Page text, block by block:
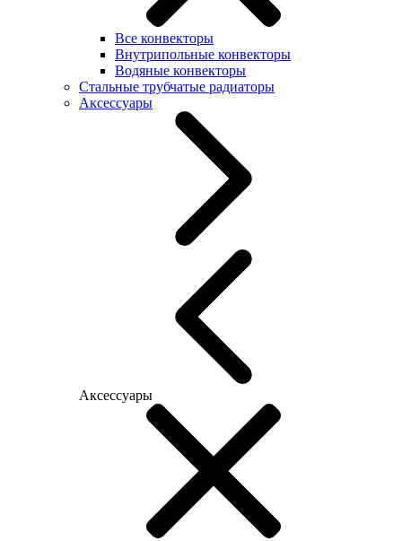
Все конвекторы
Внутрипольные конвекторы
Водяные конвекторы
Стальные трубчатые радиаторы
Аксессуары
Аксессуары